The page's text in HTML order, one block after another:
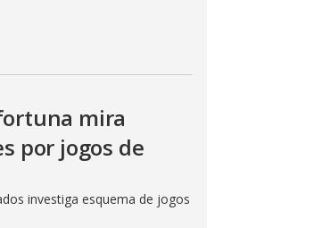
mira
por jogos de
investiga esquema de jogos